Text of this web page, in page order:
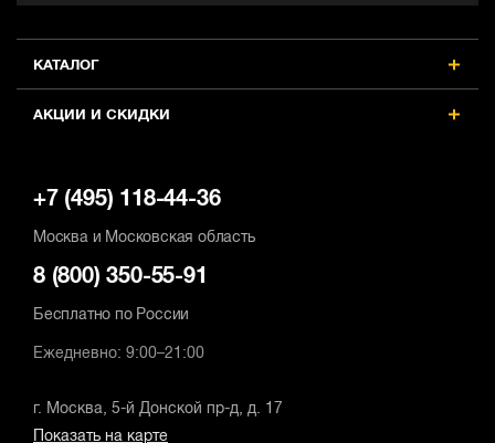
КАТАЛОГ
АКЦИИ И СКИДКИ
+7 (495) 118-44-36
Москва и Московская область
8 (800) 350-55-91
Бесплатно по России
Ежедневно: 9:00–21:00
г. Москва, 5-й Донской пр-д, д. 17
Показать на карте